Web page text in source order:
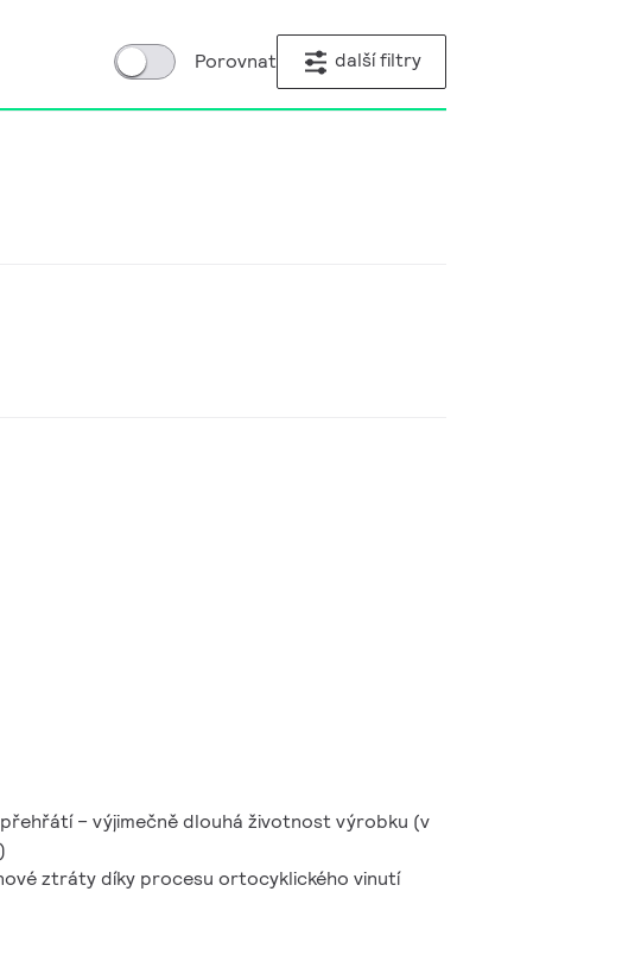
Porovnat další filtry
– výjimečně dlouhá životnost výrobku (v
ztráty díky procesu ortocyklického vinutí